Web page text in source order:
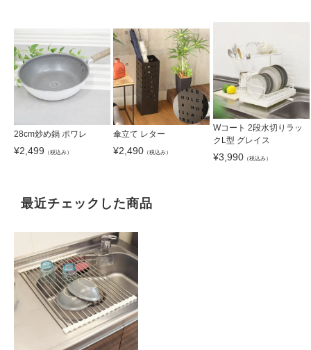
28cm炒め鍋 ポワレ
¥2,499 （税込み）
傘立て レター
¥2,490 （税込み）
Wコート 2段水切りラッ
クL型 グレイス
¥3,990（税込み）
最近チェックした商品